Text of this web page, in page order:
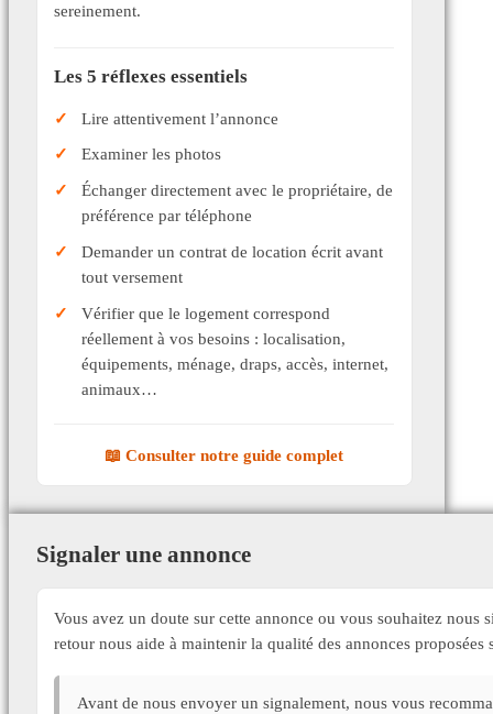
sereinement.
Les 5 réflexes essentiels
Lire attentivement l’annonce
Examiner les photos
Échanger directement avec le propriétaire, de
préférence par téléphone
Demander un contrat de location écrit avant
tout versement
Vérifier que le logement correspond
réellement à vos besoins : localisation,
équipements, ménage, draps, accès, internet,
animaux…
📖 Consulter notre guide complet
Signaler une annonce
Vous avez un doute sur cette annonce ou vous souhaitez
retour nous aide à maintenir la qualité des annonces proposées
Avant de nous envoyer un signalement, nous vous